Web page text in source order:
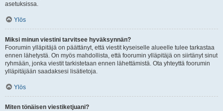
asetuksissa.
Ylös
Miksi minun viestini tarvitsee hyväksynnän?
Foorumin ylläpitäjä on päättänyt, että viestit kyseiselle alueelle tulee tarkastaa
ennen lähetystä. On myös mahdollista, että foorumin ylläpitäjä on siirtänyt sinut
ryhmään, jonka viestit tarkistetaan ennen lähettämistä. Ota yhteyttä foorumin
ylläpitäjään saadaksesi lisätietoja.
Ylös
Miten tönäisen viestiketjuani?